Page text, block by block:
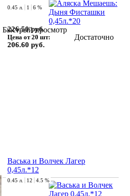
Быстрый просмотр
0.45 л. 1 6 %
226.50 руб.
Цена от 20 шт:
206.60 руб.
Достаточно
Васька и Волчек Лагер
0,45л.*12
0.45 л. 12 4.5 %